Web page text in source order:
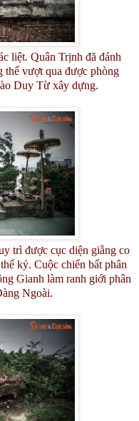
liệt. Quân Trịnh đã đánh
thể vượt qua được phòng
Duy Từ xây dựng.
trì được cục diện giằng co
kỷ. Cuộc chiến bất phân
Gianh làm ranh giới phân
Ngoài.